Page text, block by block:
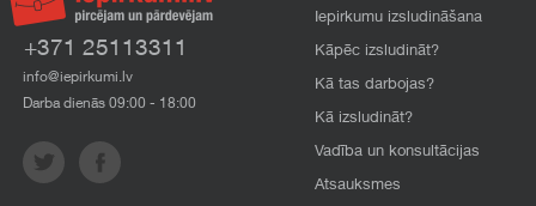
+371 25113311
info@iepirkumi.lv
Darba dienās 09:00 - 18:00
Iepirkumu izsludināšana
Kāpēc izsludināt?
Kā tas darbojas?
Kā izsludināt?
Vadība un konsultācijas
Atsauksmes